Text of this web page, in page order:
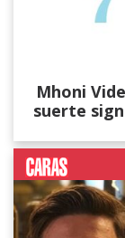
Mhoni
suerte